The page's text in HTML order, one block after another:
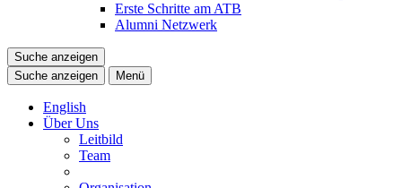
Erste Schritte am ATB
Alumni Netzwerk
Suche anzeigen
Suche anzeigen
Menü
English
Über Uns
Leitbild
Team